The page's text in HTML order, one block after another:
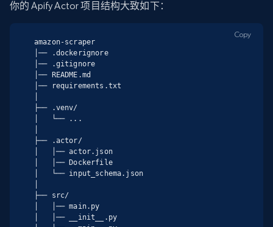
你的 Apify Actor 项目结构大致如下：
amazon-scraper
│── .dockerignore
│── .gitignore
│── README.md
│── requirements.txt
├── .venv/
│   └── ...
├── .actor/
│   │── actor.json
│   │── Dockerfile
│   └── input_schema.json
├── src/
│   │── main.py
│   │── __init__.py
Copy